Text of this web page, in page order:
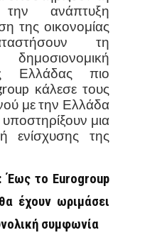
ανάπτυξη
της οικονομίας
τη
Ελλάδας πιο
κάλεσε τους
με την Ελλάδα
μια
ενίσχυσης της
Έως το Eurogroup
έχουν ωριμάσει
συμφωνία